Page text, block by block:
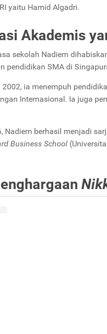
yaitu Hamid Algadri.
Akademis
sekolah Nadiem
pendidikan SMA di
ia menempuh
Internasional. Ia juga
Nadiem berhasil menjadi
Business School